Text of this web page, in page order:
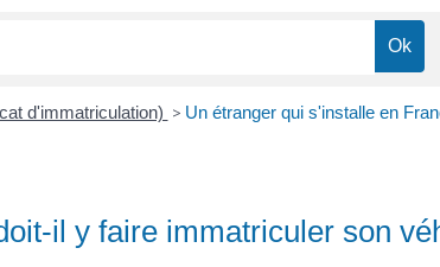
d'immatriculation) > Un étranger qui s'installe en
il y faire immatriculer son